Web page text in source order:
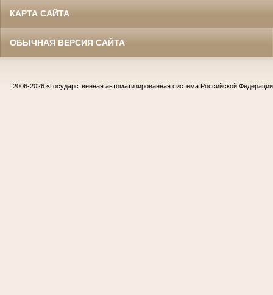
КАРТА САЙТА
ОБЫЧНАЯ ВЕРСИЯ САЙТА
2006-2026 «Государственная автоматизированная система Российской